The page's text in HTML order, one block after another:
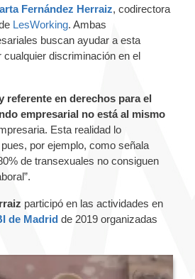
Fernández Herraiz, codirectora
LesWorking. Ambas
buscan ayudar a esta
discriminación en el
referente en derechos para el
empresarial no está al mismo
Esta realidad lo
por ejemplo, como señala
de transexuales no consiguen
participó en las actividades en
de Madrid de 2019 organizadas